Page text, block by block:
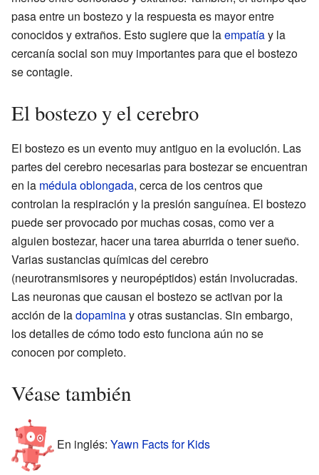
pasa entre un bostezo y la respuesta es mayor entre
conocidos y extraños. Esto sugiere que laempatíay la
cercanía social son muy importantes para que el bostezo
se contagie.
El bostezo y el cerebro
El bostezo es un evento muy antiguo en la evolución. Las
partes del cerebro necesarias para bostezar se encuentran
en la médula oblongada, cerca de los centros que
controlan la respiración y la presión sanguínea. El bostezo
puede ser provocado por muchas cosas, como ver a
alguien bostezar, hacer una tarea aburrida o tener sueño.
Varias sustancias químicas del cerebro
(neurotransmisores y neuropéptidos) están involucradas.
Las neuronas que causan el bostezo se activan por la
acción de ladopaminay otras sustancias. Sin embargo,
los detalles de cómo todo esto funciona aún no se
conocen por completo.
Véase también
En inglés: Yawn Facts for Kids